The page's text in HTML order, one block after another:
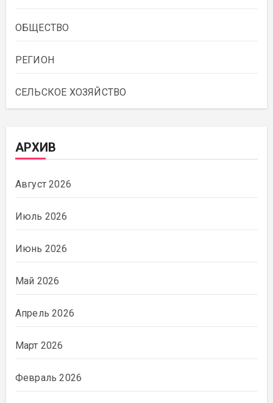
ОБЩЕСТВО
РЕГИОН
СЕЛЬСКОЕ ХОЗЯЙСТВО
АРХИВ
Август 2026
Июль 2026
Июнь 2026
Май 2026
Апрель 2026
Март 2026
Февраль 2026